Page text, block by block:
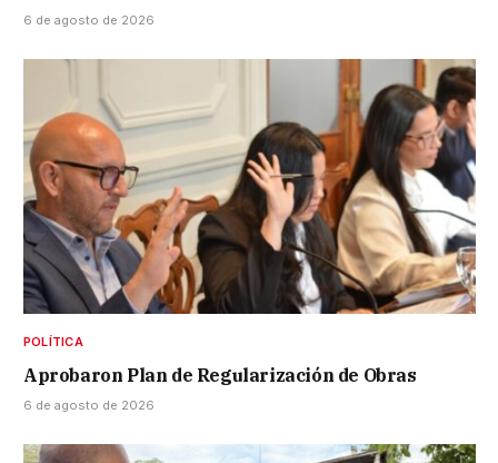
6 de agosto de 2026
POLÍTICA
Aprobaron Plan de Regularización de Obras
6 de agosto de 2026